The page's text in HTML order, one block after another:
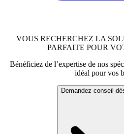
VOUS RECHERCHEZ LA
PARFAITE POUR
Bénéficiez de l’expertise de nos
idéal pour vos
Demandez conseil